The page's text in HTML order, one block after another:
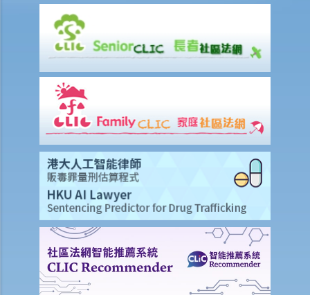
5. 如被告人未有提交送达认收书或抗辩书，结果会怎样？
6. 如被告人提交抗辩书（和反申索书），情况会怎样？
7. 如果被告人认为他确实拖欠原告人部份款项，可以怎样做？
8. 我作为民事诉讼中的被告人，但我认为另一方才应该对原告人的申索
负上责任，我应该怎么办？
如何就民事案件的审讯作准备
1. 甚么是文件透露？
2. 甚么是交换证人陈述书？
3. 有甚么关于专家证人的事项需要注意？我应否传召他们为我作证？
4. 于审讯前，法庭如何就案件的管理给予指示？
5. 关于民事诉讼之进行过程，有甚么其他一般事项我应注意？
和解协议
A. 根据第 13A号命令缩短法律诉讼的程序 – 简介和目标
1. 适用范围
2. 作出承认